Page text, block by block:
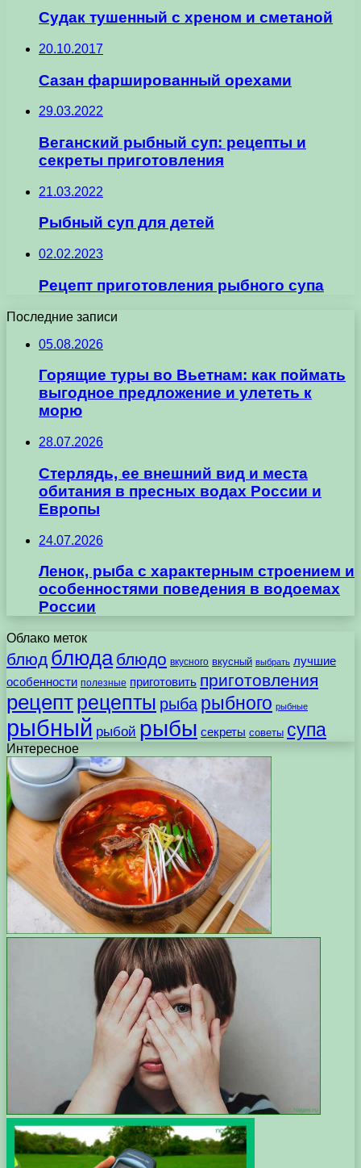
Судак тушенный с хреном и сметаной
20.10.2017
Сазан фаршированный орехами
29.03.2022
Веганский рыбный суп: рецепты и
секреты приготовления
21.03.2022
Рыбный суп для детей
02.02.2023
Рецепт приготовления рыбного супа
Последние записи
05.08.2026
Горящие туры во Вьетнам: как поймать
выгодное предложение и улететь к
морю
28.07.2026
Стерлядь, ее внешний вид и места
обитания в пресных водах России и
Европы
24.07.2026
Ленок, рыба с характерным строением и
особенностями поведения в водоемах
России
Облако меток
блюд блюда блюдо вкусного вкусный выбрать лучшие
особенности полезные приготовить приготовления
рецептрецепты рыба рыбного рыбные
рыбный рыбой рыбы секреты советы супа
Интересное